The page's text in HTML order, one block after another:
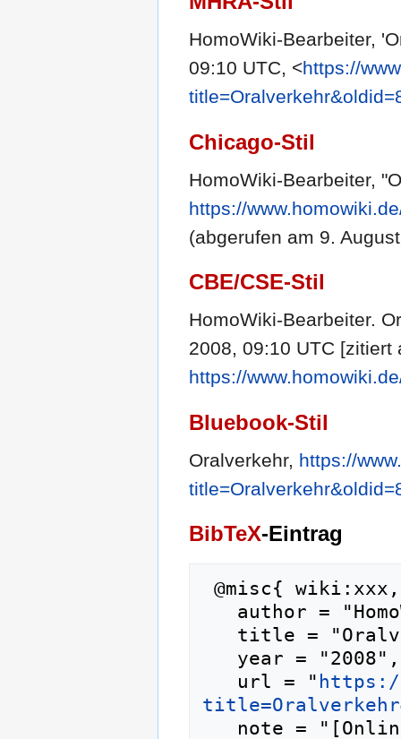
HomoWiki-Bearbeiter,
09:10 UTC, <https://
Chicago-Stil
HomoWiki-Bearbeiter,
https://
(abgerufen am 9.
CBE/CSE-Stil
HomoWiki-Bearbeiter.
2008, 09:10 UTC [zitiert
https://
Bluebook-Stil
Oralverkehr, https://
BibTeX-Eintrag
   url = "
https://